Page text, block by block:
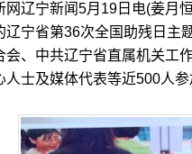
宁新闻5月19日电(姜月恒
辽宁省第36次全国助残日主
会、中共辽宁省直属机关工
人士及媒体代表等近500人